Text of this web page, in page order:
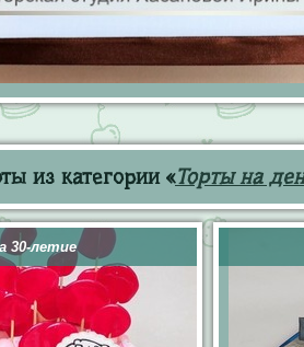
из категории «Торты на
30-летие